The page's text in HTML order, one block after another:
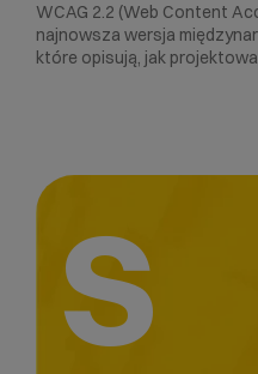
WCAG 2.2 (Web Content
najnowsza wersja
które opisują, jak
S